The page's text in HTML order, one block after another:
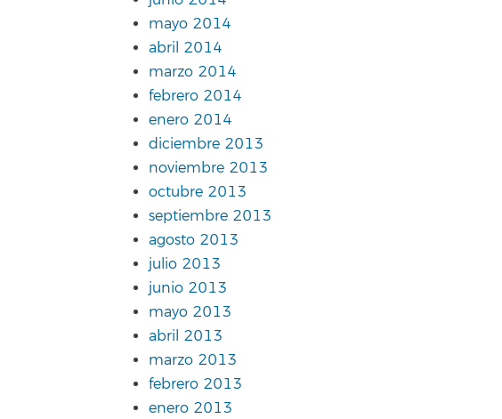
mayo 2014
abril 2014
marzo 2014
febrero 2014
enero 2014
diciembre 2013
noviembre 2013
octubre 2013
septiembre 2013
agosto 2013
julio 2013
junio 2013
mayo 2013
abril 2013
marzo 2013
febrero 2013
enero 2013